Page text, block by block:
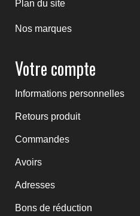
Plan du site
Nos marques
Votre compte
Informations personnelles
Retours produit
Commandes
Avoirs
Adresses
Bons de réduction